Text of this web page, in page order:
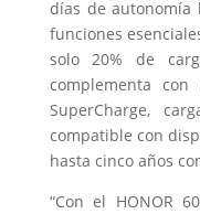
días de autonomía
funciones
solo 20% de
complementa
SuperCharge,
compatible con
hasta cinco años
“Con el HONOR